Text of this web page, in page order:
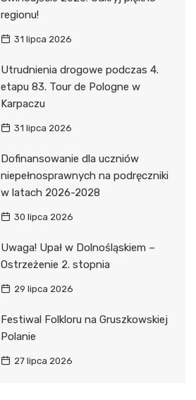
regionu!
31 lipca 2026
Utrudnienia drogowe podczas 4.
etapu 83. Tour de Pologne w
Karpaczu
31 lipca 2026
Dofinansowanie dla uczniów
niepełnosprawnych na podręczniki
w latach 2026-2028
30 lipca 2026
Uwaga! Upał w Dolnośląskiem –
Ostrzeżenie 2. stopnia
29 lipca 2026
Festiwal Folkloru na Gruszkowskiej
Polanie
27 lipca 2026